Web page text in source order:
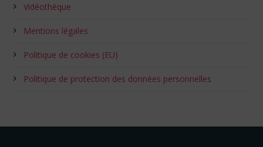
Vidéothèque
Mentions légales
Politique de cookies (EU)
Politique de protection des données personnelles